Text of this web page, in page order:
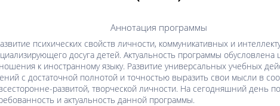
Аннотация программы
психических свойств личности, коммуникативных и
досуга детей. Актуальность программы
к иностранному языку. Развитие универсальных учебных
с достаточной полнотой и точностью выразить свои мысли в
развитой, творческой личности. На сегодняшний день
и актуальность данной программы.